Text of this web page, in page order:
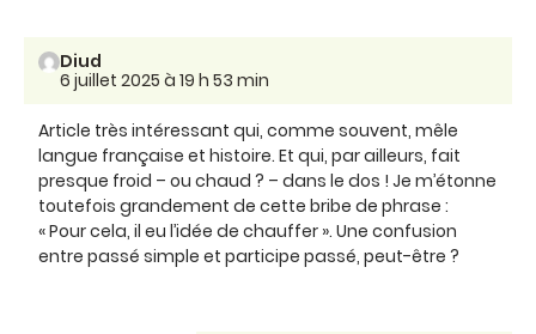
Diud
6 juillet 2025 à 19 h 53 min
Article très intéressant qui, comme souvent, mêle
langue française et histoire. Et qui, par ailleurs, fait
presque froid – ou chaud ? – dans le dos ! Je m’étonne
toutefois grandement de cette bribe de phrase :
« Pour cela, il eu l’idée de chauffer ». Une confusion
entre passé simple et participe passé, peut-être ?